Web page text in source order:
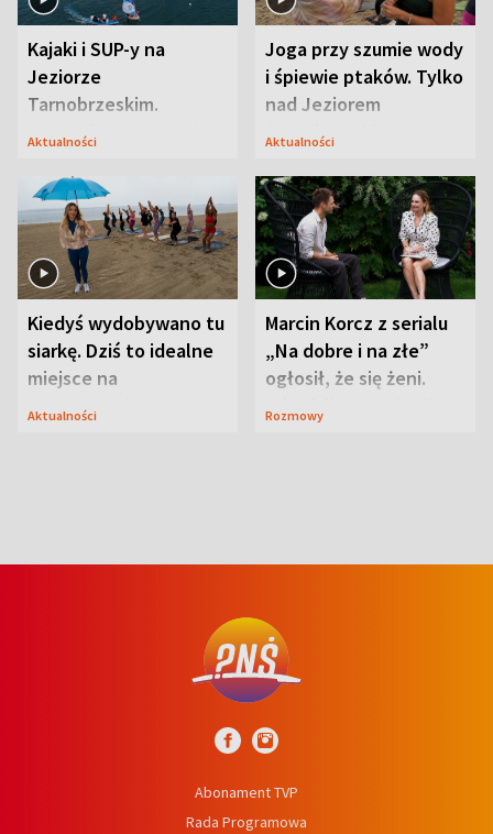
Kajaki i SUP-y na
Jeziorze
Tarnobrzeskim.
Przyrodnicy zwracają
Aktualności
Joga przy szumie wody
i śpiewie ptaków. Tylko
nad Jeziorem
Tarnobrzeskim
Aktualności
Kiedyś wydobywano tu
siarkę. Dziś to idealne
miejsce na
wypoczynek
Aktualności
Marcin Korcz z serialu
„Na dobre i na złe”
ogłosił, że się żeni.
Zdradził, co zmienił
Rozmowy
Abonament TVP
Rada Programowa